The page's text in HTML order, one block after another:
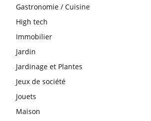
Gastronomie / Cuisine
High tech
Immobilier
Jardin
Jardinage et Plantes
Jeux de société
Jouets
Maison